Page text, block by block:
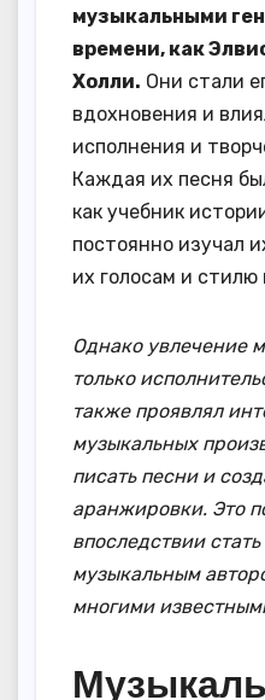
музыкальными
времени, как
Холли. Они стали
вдохновения и
исполнения и
Каждая их песня
как учебник
постоянно изучал
их голосам и стилю
Однако увлечение
только
также проявлял
музыкальных
писать песни и
аранжировки. Это
впоследствии
музыкальным
многими